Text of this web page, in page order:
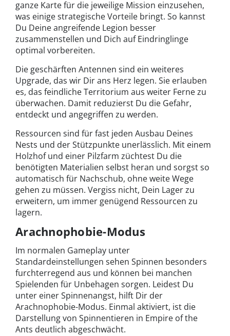
ganze Karte für die jeweilige Mission einzusehen,
was einige strategische Vorteile bringt. So kannst
Du Deine angreifende Legion besser
zusammenstellen und Dich auf Eindringlinge
optimal vorbereiten.
Die geschärften Antennen sind ein weiteres
Upgrade, das wir Dir ans Herz legen. Sie erlauben
es, das feindliche Territorium aus weiter Ferne zu
überwachen. Damit reduzierst Du die Gefahr,
entdeckt und angegriffen zu werden.
Ressourcen sind für fast jeden Ausbau Deines
Nests und der Stützpunkte unerlässlich. Mit einem
Holzhof und einer Pilzfarm züchtest Du die
benötigten Materialien selbst heran und sorgst so
automatisch für Nachschub, ohne weite Wege
gehen zu müssen. Vergiss nicht, Dein Lager zu
erweitern, um immer genügend Ressourcen zu
lagern.
Arachnophobie-Modus
Im normalen Gameplay unter
Standardeinstellungen sehen Spinnen besonders
furchterregend aus und können bei manchen
Spielenden für Unbehagen sorgen. Leidest Du
unter einer Spinnenangst, hilft Dir der
Arachnophobie-Modus. Einmal aktiviert, ist die
Darstellung von Spinnentieren in Empire of the
Ants deutlich abgeschwächt.